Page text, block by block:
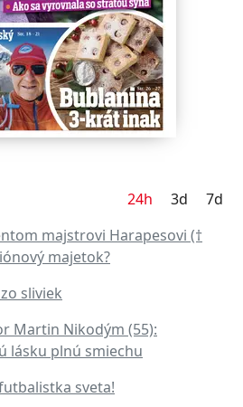
24h 3d
7d
majstrovi Harapesovi (†
majetok?
sliviek
Martin Nikodým (55):
lásku plnú smiechu
sveta!